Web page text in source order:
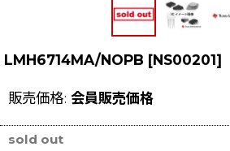
LMH6714MA/NOPB [NS00201]
販売価格: 会員販売価格
sold out